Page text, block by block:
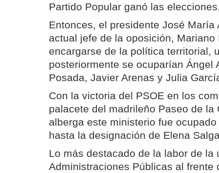
Partido Popular ganó las
Entonces, el presidente José María
actual jefe de la oposición, Mariano
encargarse de la política territorial,
posteriormente se ocuparían Ángel
Posada, Javier Arenas y Julia
Con la victoria del PSOE en los
palacete del madrileño Paseo de la
alberga este ministerio fue
hasta la designación de Elena
Lo más destacado de la labor de la
Administraciones Públicas al frente